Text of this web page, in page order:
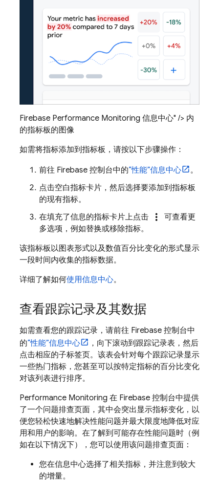
Firebase Performance Monitoring 信息中心" /> 内
的指标板的图像
如需将指标添加到指标板，请按以下步骤操作：
前往 Firebase 控制台中的“性能”信息中心
。
点击空白指标卡片，然后选择要添加到指标板
的现有指标。
在填充了信息的指标卡片上点击
more_vert
可查看更
多选项，例如替换或移除指标。
该指标板以图表形式以及数值百分比变化的形式显示
一段时间内收集的指标数据。
详细了解如何使用信息中心。
查看跟踪记录及其数据
如需查看您的跟踪记录，请前往 Firebase 控制台中
的“性能”信息中心
，向下滚动到跟踪记录表，然后
点击相应的子标签页。该表会针对每个跟踪记录显示
一些热门指标，您甚至可以按特定指标的百分比变化
对该列表进行排序。
Performance Monitoring 在 Firebase 控制台中提供
了一个问题排查页面，其中会突出显示指标变化，以
便您轻松快速地解决性能问题并最大限度地降低对应
用和用户的影响。在了解到可能存在性能问题时（例
如在以下情况下），您可以使用该问题排查页面：
您在信息中心选择了相关指标，并注意到较大
的增量。